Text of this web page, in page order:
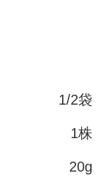
1/2袋
1株
20g